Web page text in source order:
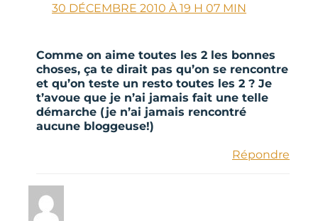
30 DÉCEMBRE 2010 À 19 H 07 MIN
Comme on aime toutes les 2 les bonnes
choses, ça te dirait pas qu’on se rencontre
et qu’on teste un resto toutes les 2 ? Je
t’avoue que je n’ai jamais fait une telle
démarche (je n’ai jamais rencontré
aucune bloggeuse!)
Répondre